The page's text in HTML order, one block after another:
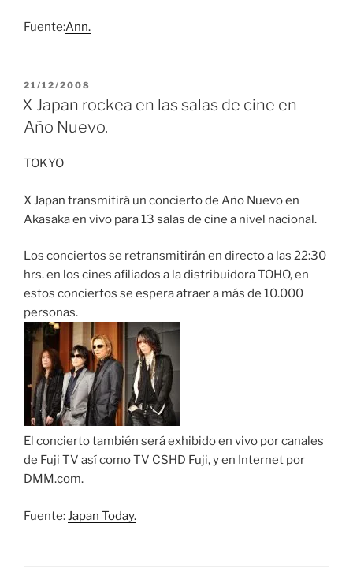
Fuente:Ann.
PUBLICADO
EL
21/12/2008
X Japan rockea en las salas de cine en
Año Nuevo.
TOKYO
X Japan transmitirá un concierto de Año Nuevo en
Akasaka en vivo para 13 salas de cine a nivel nacional.
Los conciertos se retransmitirán en directo a las 22:30
hrs. en los cines afiliados a la distribuidora TOHO, en
estos conciertos se espera atraer a más de 10.000
personas.
El concierto también será exhibido en vivo por canales
de Fuji TV así como TV CSHD Fuji, y en Internet por
DMM.com.
Fuente:Japan Today.